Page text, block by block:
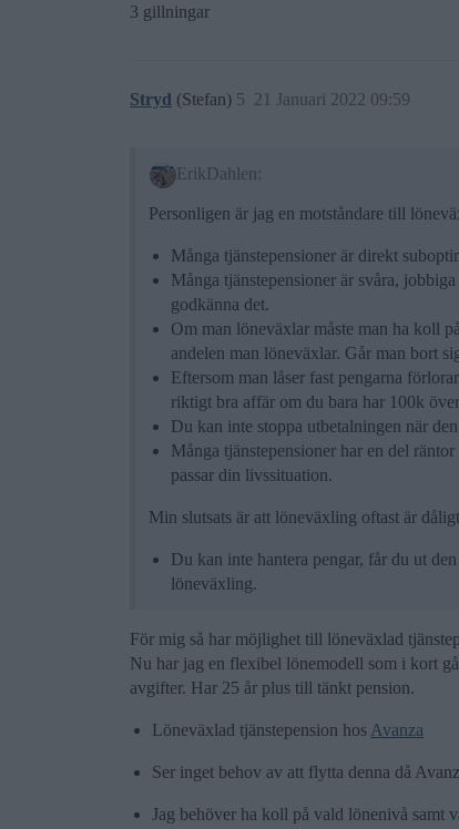
3 gillningar
Stryd (Stefan) 21 Januari 2022 09:59
5
ErikDahlen:
Personligen är jag en motståndare till
Många tjänstepensioner är direkt
Många tjänstepensioner är svåra,
godkänna det.
Om man löneväxlar måste man ha koll
andelen man löneväxlar. Går man bort
Eftersom man låser fast pengarna
riktigt bra affär om du bara har 100k
Du kan inte stoppa utbetalningen när
Många tjänstepensioner har en del
passar din livssituation.
Min slutsats är att löneväxling oftast är
Du kan inte hantera pengar, får du ut
löneväxling.
För mig så har möjlighet till löneväxlad
Nu har jag en flexibel lönemodell som i kort
avgifter. Har 25 år plus till tänkt pension.
Löneväxlad tjänstepension hos Avanza
Ser inget behov av att flytta denna då
Jag behöver ha koll på vald lönenivå samt